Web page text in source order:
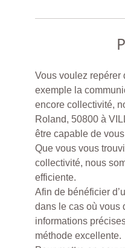
Vous voulez repérer
exemple la
encore collectivité,
Roland, 50800 à
être capable de
Que vous vous
collectivité, nous
efficiente.
Afin de bénéficier
dans le cas où vous
informations
méthode excellente.